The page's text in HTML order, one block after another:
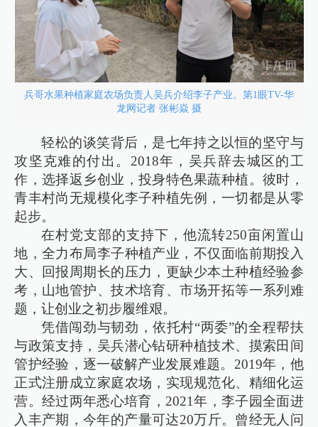
兵哥水果种植家庭农场负责人吴兵介绍李子产业。第1眼TV-华
龙网记者 张彬焱 摄
轻松的谈笑背后，是七年持之以恒的坚守与
攻坚克难的付出。2018年，吴兵辞去城区的工
作，选择返乡创业，投身特色果蔬种植。彼时，
青丰村尚无规模化李子种植先例，一切都是从零
起步。
在村党支部的支持下，他流转250亩闲置山
地，全力布局李子种植产业，不仅面临前期投入
大、回报周期长的压力，更缺少本土种植经验参
考，山地管护、技术培育、市场开拓等一系列难
题，让创业之初步履维艰。
凭借闯劲与韧劲，依托村“两委”的全程帮扶
与政策支持，吴兵潜心钻研种植技术、摸索田间
管护经验，逐一破解产业发展难题。2019年，他
正式注册成立家庭农场，实现规范化、精细化运
营。经过两年悉心培育，2021年，李子园全面进
入丰产期，今年的产量可达20万斤。曾经无人问